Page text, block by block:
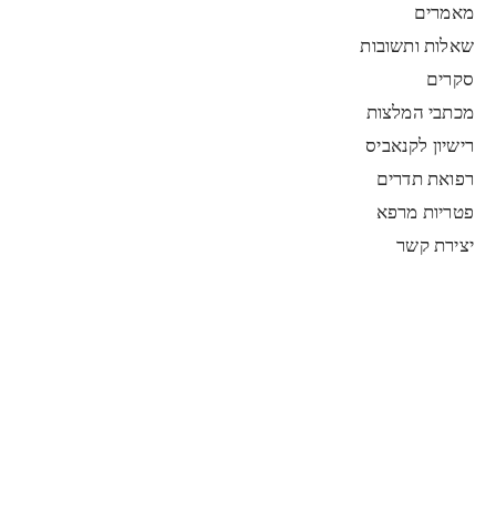
מאמרים
שאלות ותשובות
סקרים
מכתבי המלצות
רישיון לקנאביס
רפואת תדרים
פטריות מרפא
יצירת קשר